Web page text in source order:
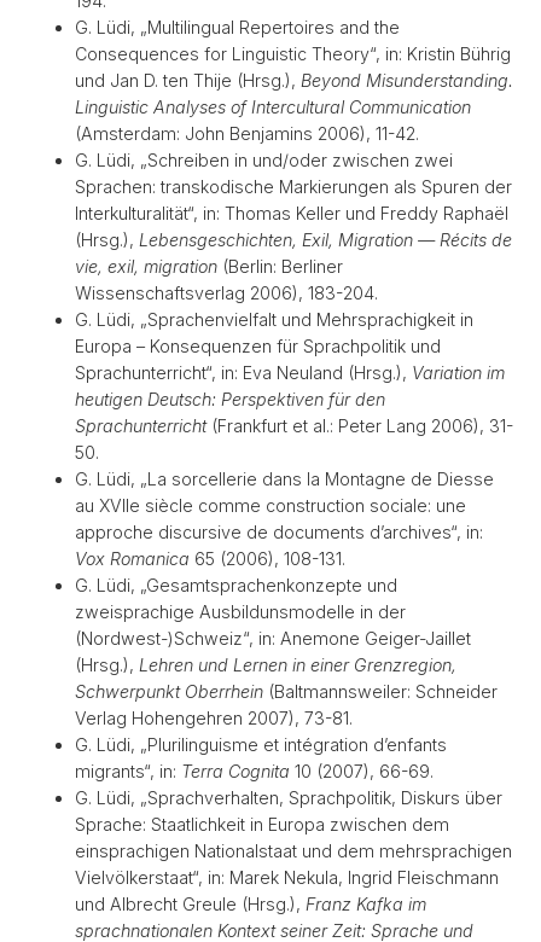
G. Lüdi, „Multilingual Repertoires and the
Consequences for Linguistic Theory“, in: Kristin Bührig
und Jan D. ten Thije (Hrsg.), Beyond Misunderstanding.
Linguistic Analyses of Intercultural Communication
(Amsterdam: John Benjamins 2006), 11-42.
G. Lüdi, „Schreiben in und/oder zwischen zwei
Sprachen: transkodische Markierungen als Spuren der
Interkulturalität“, in: Thomas Keller und Freddy Raphaël
(Hrsg.), Lebensgeschichten, Exil, Migration — Récits de
vie, exil, migration (Berlin: Berliner
Wissenschaftsverlag 2006), 183-204.
G. Lüdi, „Sprachenvielfalt und Mehrsprachigkeit in
Europa – Konsequenzen für Sprachpolitik und
Sprachunterricht“, in: Eva Neuland (Hrsg.), Variation im
heutigen Deutsch: Perspektiven für den
Sprachunterricht (Frankfurt et al.: Peter Lang 2006), 31-
50.
G. Lüdi, „La sorcellerie dans la Montagne de Diesse
au XVIIe siècle comme construction sociale: une
approche discursive de documents d’archives“, in:
Vox Romanica 65 (2006), 108-131.
G. Lüdi, „Gesamtsprachenkonzepte und
zweisprachige Ausbildunsmodelle in der
(Nordwest-)Schweiz“, in: Anemone Geiger-Jaillet
(Hrsg.), Lehren und Lernen in einer Grenzregion,
Schwerpunkt Oberrhein (Baltmannsweiler: Schneider
Verlag Hohengehren 2007), 73-81.
G. Lüdi, „Plurilinguisme et intégration d’enfants
migrants“, in: Terra Cognita 10 (2007), 66-69.
G. Lüdi, „Sprachverhalten, Sprachpolitik, Diskurs über
Sprache: Staatlichkeit in Europa zwischen dem
einsprachigen Nationalstaat und dem mehrsprachigen
Vielvölkerstaat“, in: Marek Nekula, Ingrid Fleischmann
und Albrecht Greule (Hrsg.), Franz Kafka im
sprachnationalen Kontext seiner Zeit: Sprache und